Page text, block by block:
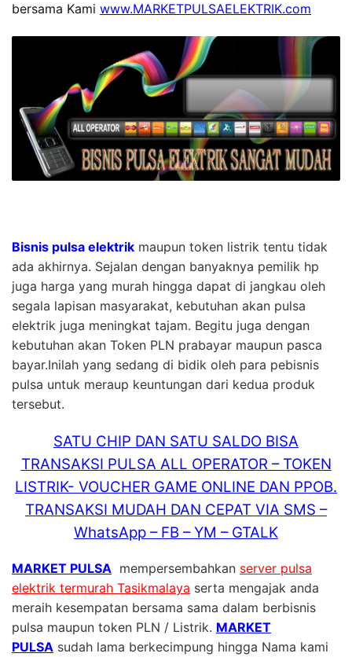
bersama Kami www.MARKETPULSAELEKTRIK.com
Bisnis pulsa elektrik maupun token listrik tentu tidak
ada akhirnya. Sejalan dengan banyaknya pemilik hp
juga harga yang murah hingga dapat di jangkau oleh
segala lapisan masyarakat, kebutuhan akan pulsa
elektrik juga meningkat tajam. Begitu juga dengan
kebutuhan akan Token PLN prabayar maupun pasca
bayar.Inilah yang sedang di bidik oleh para pebisnis
pulsa untuk meraup keuntungan dari kedua produk
tersebut.
SATU CHIP DAN SATU SALDO BISA
TRANSAKSI PULSA ALL OPERATOR – TOKEN
LISTRIK- VOUCHER GAME ONLINE DAN PPOB.
TRANSAKSI MUDAH DAN CEPAT VIA SMS –
WhatsApp – FB – YM – GTALK
MARKET PULSA mempersembahkan server pulsa
elektrik termurah Tasikmalaya serta mengajak anda
meraih kesempatan bersama sama dalam berbisnis
pulsa maupun token PLN / Listrik. MARKET
PULSA sudah lama berkecimpung hingga Nama kami